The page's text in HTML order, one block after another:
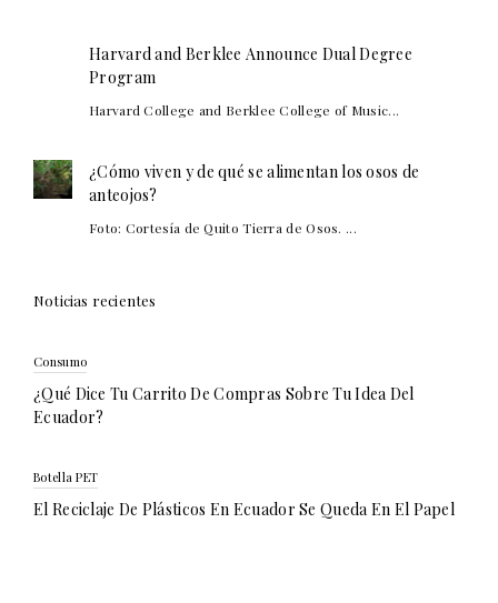
Harvard and Berklee Announce Dual Degree
Program
Harvard College and Berklee College of Music...
¿Cómo viven y de qué se alimentan los osos de
anteojos?
Foto: Cortesía de Quito Tierra de Osos. ...
Noticias recientes
Consumo
¿Qué Dice Tu Carrito De Compras Sobre Tu Idea Del
Ecuador?
Botella PET
El Reciclaje De Plásticos En Ecuador Se Queda En El Papel